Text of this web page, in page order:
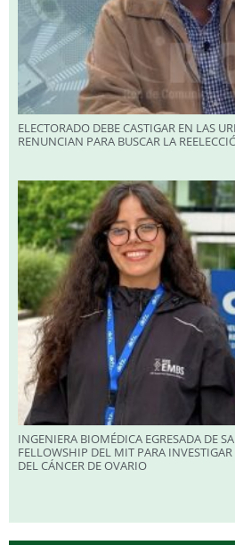
ELECTORADO DEBE CASTIGAR EN LAS
RENUNCIAN PARA BUSCAR LA
INGENIERA BIOMÉDICA EGRESADA DE
FELLOWSHIP DEL MIT PARA
DEL CÁNCER DE OVARIO